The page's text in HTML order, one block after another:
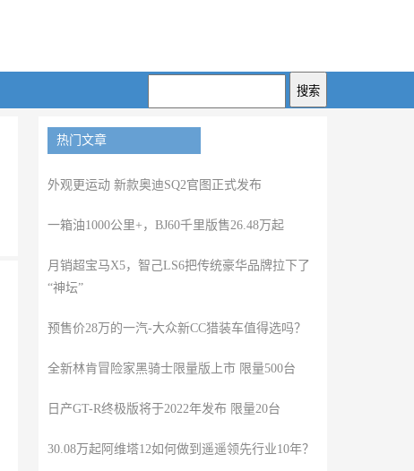
热门文章
外观更运动 新款奥迪SQ2官图正式发布
一箱油1000公里+，BJ60千里版售26.48万起
月销超宝马X5，智己LS6把传统豪华品牌拉下了
“神坛”
预售价28万的一汽-大众新CC猎装车值得选吗？
全新林肯冒险家黑骑士限量版上市 限量500台
日产GT-R终极版将于2022年发布 限量20台
30.08万起阿维塔12如何做到遥遥领先行业10年？